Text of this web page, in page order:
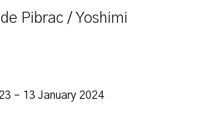
Pibrac / Yoshimi
– 13 January 2024